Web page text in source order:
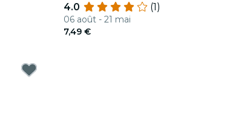
4.0
(1)
06 août - 21 mai
7,49 €